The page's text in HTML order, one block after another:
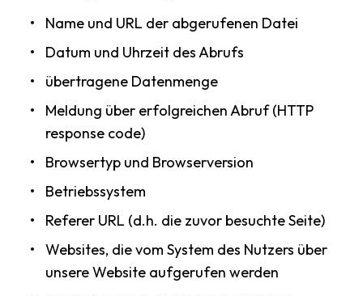
Name und URL der abgerufenen Datei
Datum und Uhrzeit des Abrufs
übertragene Datenmenge
Meldung über erfolgreichen Abruf (HTTP
response code)
Browsertyp und Browserversion
Betriebssystem
Referer URL (d.h. die zuvor besuchte Seite)
Websites, die vom System des Nutzers über
unsere Website aufgerufen werden